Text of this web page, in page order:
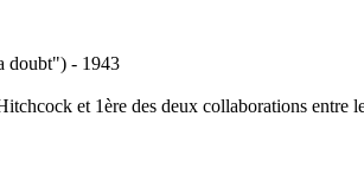
doubt") - 1943
et 1ère des deux collaborations